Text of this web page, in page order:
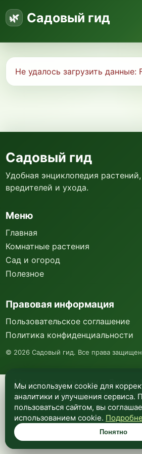
Садовый гид
Не удалось загрузить данные:
Мы используем куки и Яндекс
анализа посещаемости и
сайта. Подробнее —в
конфиденциальности.
Понятно
Садовый гид
Удобная энциклопедия
вредителей и ухода.
Меню
Главная
Комнатные растения
Сад и огород
Полезное
Правовая информация
Пользовательское соглашение
Политика конфиденциальности
© 2026 Садовый гид. Все права
Мы используем cookie для
аналитики и улучшения сервиса.
пользоваться сайтом, вы
использованием cookie.
Понятно